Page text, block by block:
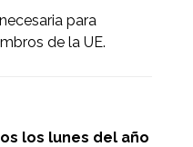
para
de la UE.
los lunes del año